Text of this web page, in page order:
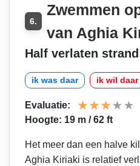
6.
Zwemmen
van Aghia
Half verlaten strand
ik was daar ik wil
Evaluatie:
Hoogte: 19 m / 62 ft
Het meer dan een halve
Aghia Kiriaki is relatief